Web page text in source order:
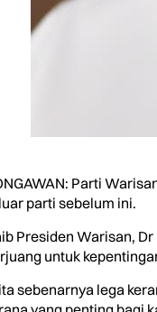
Parti
parti sebelum ini.
Presiden Warisan,
untuk
sebenarnya lega